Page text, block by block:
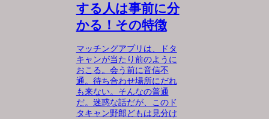
する人は事前に分
かる！その特徴
マッチングアプリは、ドタ
キャンが当たり前のように
おこる。会う前に音信不
通。待ち合わせ場所にだれ
も来ない。そんなの普通
だ。迷惑な話だが、このド
タキャン野郎どもは見分け